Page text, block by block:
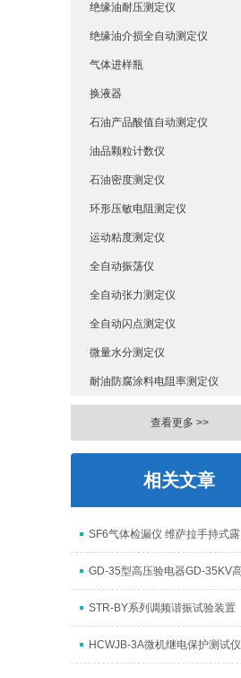
绝缘油耐压测定仪
绝缘油介损全自动测定仪
气体进样瓶
换液器
石油产品酸值自动测定仪
油品颗粒计数仪
石油密度测定仪
环形压敏电阻测定仪
运动粘度测定仪
全自动振荡仪
全自动张力测定仪
全自动闪点测定仪
微量水分测定仪
耐油防腐涂料电阻率测定仪
查看更多 >>
相关文章
STR-BY系列调频谐振试验装置
HCWJB-3A微机继电保护测试仪